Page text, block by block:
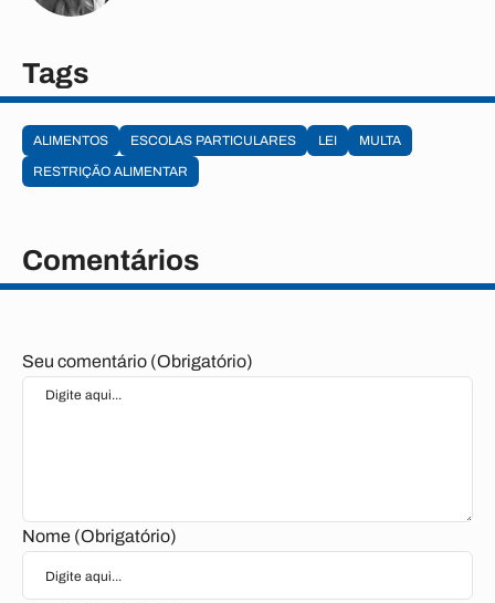
Tags
ALIMENTOS ESCOLAS PARTICULARES LEI
MULTA
RESTRIÇÃO ALIMENTAR
Comentários
Seu comentário (Obrigatório)
Nome (Obrigatório)